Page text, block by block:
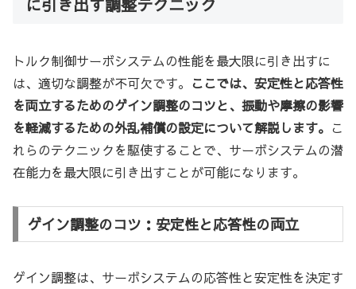
トルク制御サーボシステムの性能を最大限に引き出すに
は、適切な調整が不可欠です。 ここでは、安定性と応答性
を両立するためのゲイン調整のコツと、振動や摩擦の影響
を軽減するための外乱補償の設定について解説します。 こ
れらのテクニックを駆使することで、サーボシステムの潜
在能力を最大限に引き出すことが可能になります。
ゲイン調整のコツ：安定性と応答性の両立
ゲイン調整は、サーボシステムの応答性と安定性を決定す